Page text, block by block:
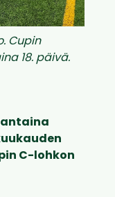
Cupin
18. päivä.
C-lohkon